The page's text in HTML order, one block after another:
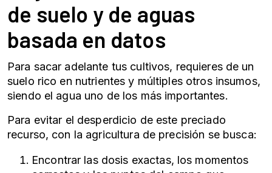
de suelo y de aguas
basada en datos
Para sacar adelante tus cultivos, requieres de un
suelo rico en nutrientes y múltiples otros insumos,
siendo el agua uno de los más importantes.
Para evitar el desperdicio de este preciado
recurso, con la agricultura de precisión se busca:
Encontrar las dosis exactas, los momentos